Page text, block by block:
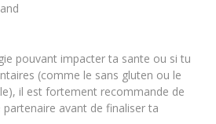
pouvant impacter ta sante ou si tu
(comme le sans gluten ou le
il est fortement recommande de
avant de finaliser ta